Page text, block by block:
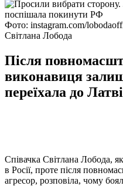
Фото: instagram.com/
Світлана Лобода
Після
виконавиця
переїхала до
Співачка Світлана Лобода,
в Росії, проте після
агресор, розповіла, чому